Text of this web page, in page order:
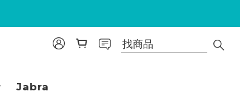
Jabra